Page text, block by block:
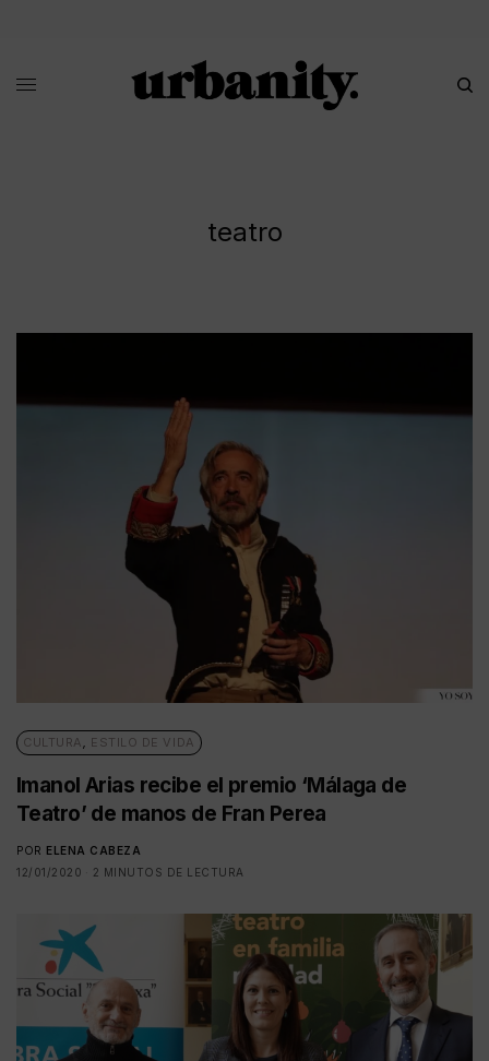
teatro
CULTURA , ESTILO DE VIDA
Imanol Arias recibe el premio ‘Málaga de
Teatro’ de manos de Fran Perea
POR ELENA CABEZA
12/01/2020
2 MINUTOS DE LECTURA